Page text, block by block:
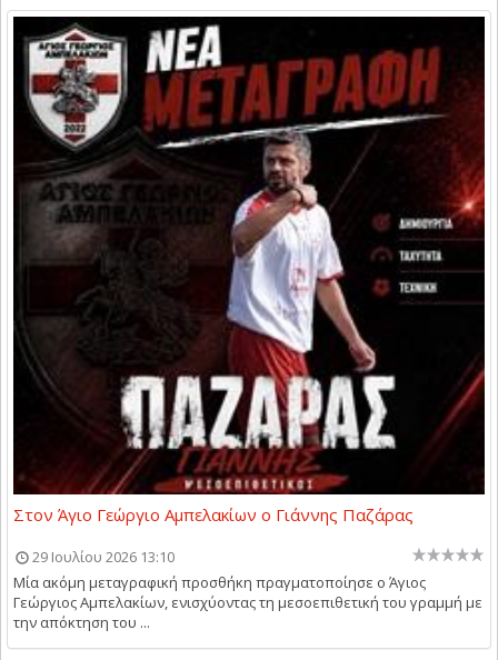
Στον Άγιο Γεώργιο Αμπελακίων ο Γιάννης Παζάρας
29 Ιουλίου 2026 13:10
Μία ακόμη μεταγραφική προσθήκη πραγματοποίησε ο Άγιος
Γεώργιος Αμπελακίων, ενισχύοντας τη μεσοεπιθετική του γραμμή με
την απόκτηση του ...